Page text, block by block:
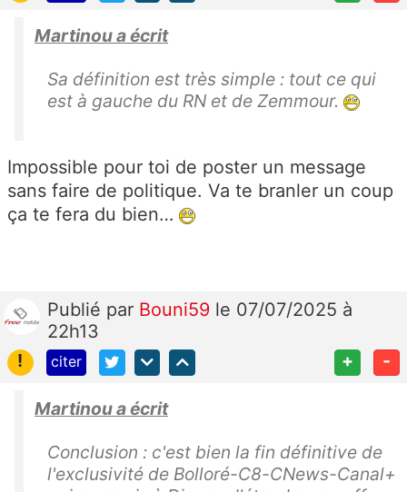
Martinou a écrit
Sa définition est très simple : tout ce qui
est à gauche du RN et de Zemmour.
Impossible pour toi de poster un message
sans faire de politique. Va te branler un coup
ça te fera du bien…
Publié par Bouni59 le 07/07/2025 à
22h13
!
citer + -
Martinou a écrit
Conclusion : c'est bien la fin définitive de
l'exclusivité de Bolloré-C8-CNews-Canal+